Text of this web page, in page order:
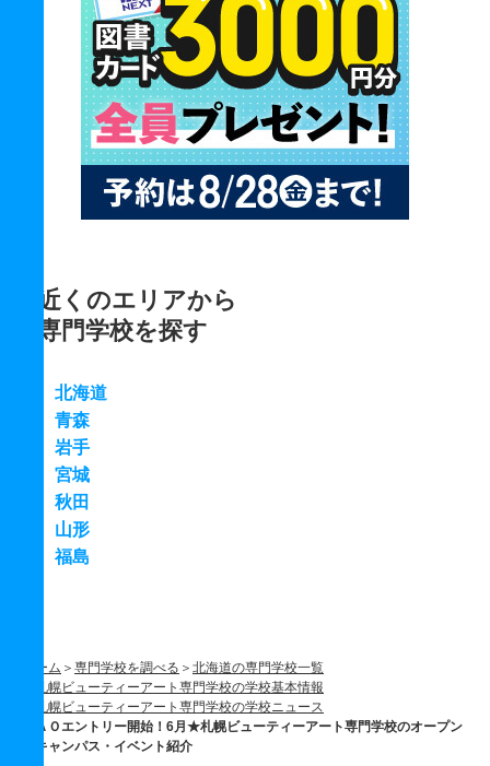
近くのエリアから
専門学校を探す
北海道
青森
岩手
宮城
秋田
山形
福島
ホーム 専門学校を調べる
北海道の専門学校一覧
札幌ビューティーアート専門学校の学校基本情報
札幌ビューティーアート専門学校の学校ニュース
ＡＯエントリー開始！6月★札幌ビューティーアート専門学校のオープン
キャンパス・イベント紹介